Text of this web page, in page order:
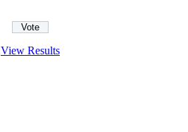
View Results